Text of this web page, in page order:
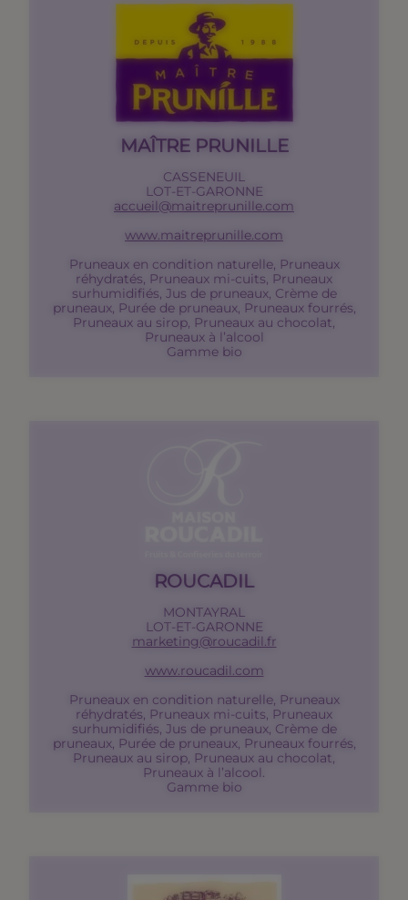
MAÎTRE PRUNILLE
CASSENEUIL
LOT-ET-GARONNE
accueil@maitreprunille.com
www.maitreprunille.com
Pruneaux en condition naturelle, Pruneaux
réhydratés, Pruneaux mi-cuits, Pruneaux
surhumidifiés, Jus de pruneaux, Crème de
pruneaux, Purée de pruneaux, Pruneaux fourrés,
Pruneaux au sirop, Pruneaux au chocolat,
Pruneaux à l’alcool
Gamme bio
ROUCADIL
MONTAYRAL
LOT-ET-GARONNE
marketing@roucadil.fr
www.roucadil.com
Pruneaux en condition naturelle, Pruneaux
réhydratés, Pruneaux mi-cuits, Pruneaux
surhumidifiés, Jus de pruneaux, Crème de
pruneaux, Purée de pruneaux, Pruneaux fourrés,
Pruneaux au sirop, Pruneaux au chocolat,
Pruneaux à l’alcool.
Gamme bio